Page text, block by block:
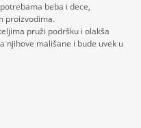
beba i dece,
proizvodima.
pruži podršku i olakša
njihove mališane i bude uvek u